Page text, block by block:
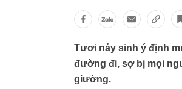
Tươi nảy sinh ý định
đường đi, sợ bị mọi
giường.